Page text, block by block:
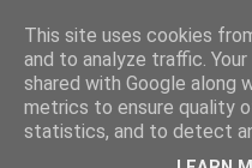
This site uses cookies
and to analyze traffic.
shared with Google along
metrics to ensure quality
statistics, and to detect